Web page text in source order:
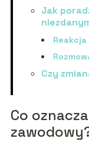
Jak
Czy
Co